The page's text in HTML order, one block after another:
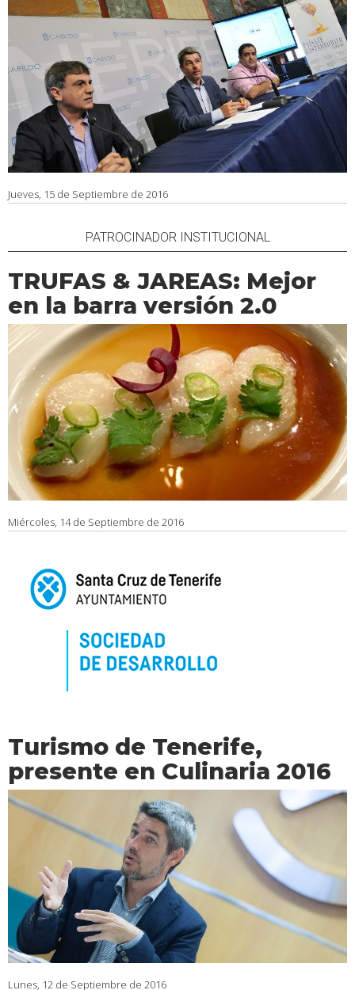
Jueves, 15 de Septiembre de 2016
PATROCINADOR INSTITUCIONAL
TRUFAS & JAREAS: Mejor
en la barra versión 2.0
Miércoles, 14 de Septiembre de 2016
Turismo de Tenerife,
presente en Culinaria 2016
Lunes, 12 de Septiembre de 2016